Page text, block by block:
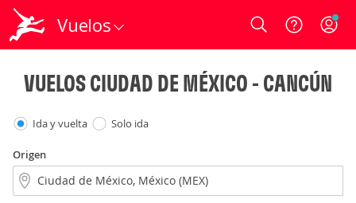
Vuelos Login
VUELOS CIUDAD DE MÉXICO - CANCÚN
Ida y vuelta Solo ida
Origen